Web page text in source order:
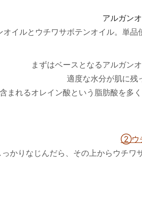
アルガン
オイルとウチワサボテンオイル。単
まずはベースとなるアルガン
適度な水分が肌に残
まれるオレイン酸という脂肪酸を多
②ウ
かりなじんだら、その上からウチ